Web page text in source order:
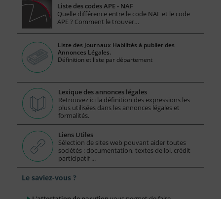
Liste des codes APE - NAF
Quelle différence entre le code NAF et le code
APE ? Comment le trouver…
Liste des Journaux Habilités à publier des
Annonces Légales.
Définition et liste par département
Lexique des annonces légales
Retrouvez ici la définition des expressions les
plus utilisées dans les annonces légales et
formalités.
Liens Utiles
Sélection de sites web pouvant aider toutes
sociétés : documentation, textes de loi, crédit
participatif ...
Le saviez-vous ?